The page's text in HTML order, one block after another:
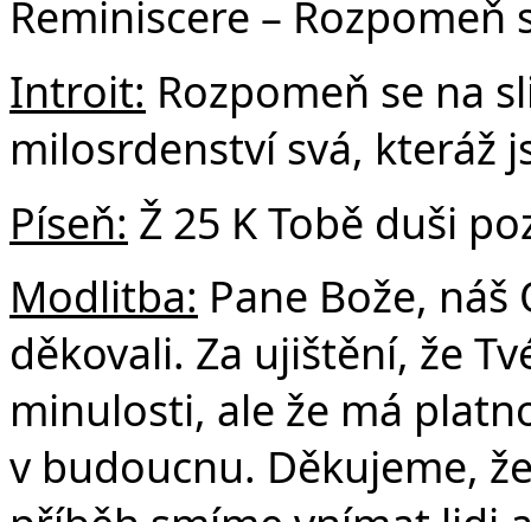
Reminiscere – Rozpomeň
Introit: Rozpomeň se na
milosrdenství svá, kteráž
Píseň: Ž 25 K Tobě duši
Modlitba: Pane Bože,
děkovali. Za ujištění, že
minulosti, ale že má
v budoucnu. Děkujeme,